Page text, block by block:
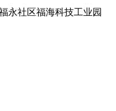
永社区福海科技工业园